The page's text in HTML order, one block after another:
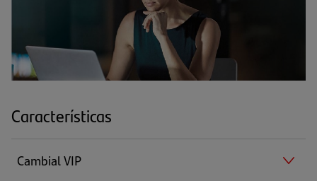
Características
Cambial VIP